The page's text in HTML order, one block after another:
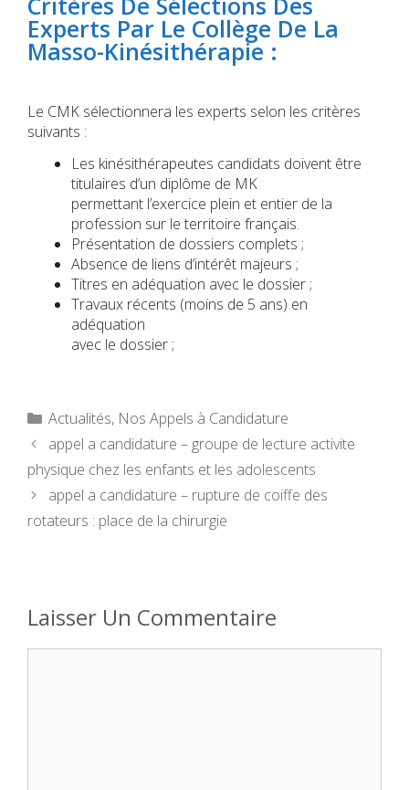
Experts Par Le Collège De La
Masso-Kinésithérapie :
Le CMK sélectionnera les experts selon les critères
suivants :
Les kinésithérapeutes candidats doivent être
titulaires d’un diplôme de MK
permettant l’exercice plein et entier de la
profession sur le territoire français.
Présentation de dossiers complets ;
Absence de liens d’intérêt majeurs ;
Titres en adéquation avec le dossier ;
Travaux récents (moins de 5 ans) en
adéquation
avec le dossier ;
Catégories
Actualités, Nos Appels à Candidature
appel a candidature – groupe de lecture activite
physique chez les enfants et les adolescents
appel a candidature – rupture de coiffe des
rotateurs : place de la chirurgie
Laisser Un Commentaire